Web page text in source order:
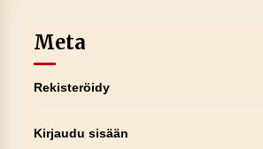
Meta
Rekisteröidy
Kirjaudu sisään